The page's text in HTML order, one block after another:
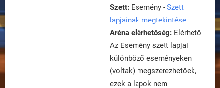
Szett: Esemény - Szett
lapjainak megtekintése
Aréna elérhetőség: Elérhető
Az Esemény szett lapjai
különböző eseményeken
(voltak) megszerezhetőek,
ezek a lapok nem